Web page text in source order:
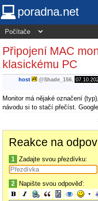
poradna.net
Připojení MAC
klasickému PC
host @Shade_156
Monitor má nějaké označení
návodu si to stačí přečíst.
Reakce na
1 Zadajte svou přezdívku:
2 Napište svou odpověď: